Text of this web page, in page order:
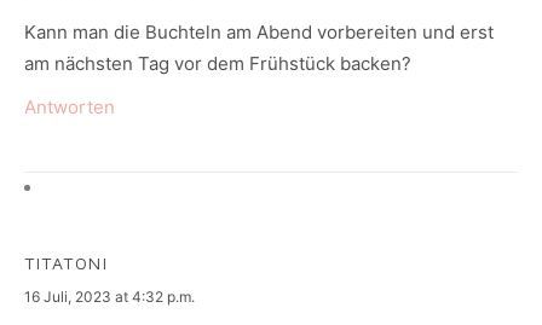
Kann man die Buchteln am Abend vorbereiten und erst
am nächsten Tag vor dem Frühstück backen?
Antworten
TITATONI
says:
16 Juli, 2023 at 4:32 p.m.